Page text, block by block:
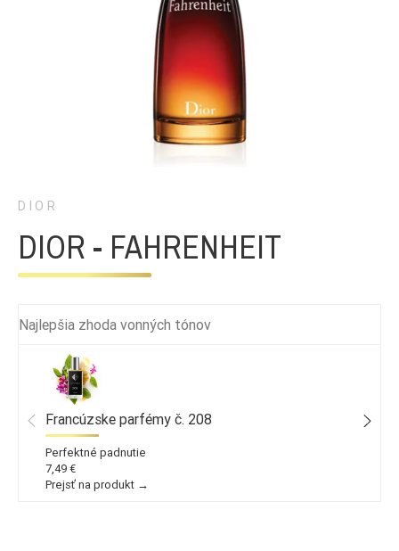
DIOR
DIOR - FAHRENHEIT
Najlepšia zhoda vonných tónov
Francúzske parfémy č. 208
Perfektné padnutie
7,49 €
Prejsť na produkt →